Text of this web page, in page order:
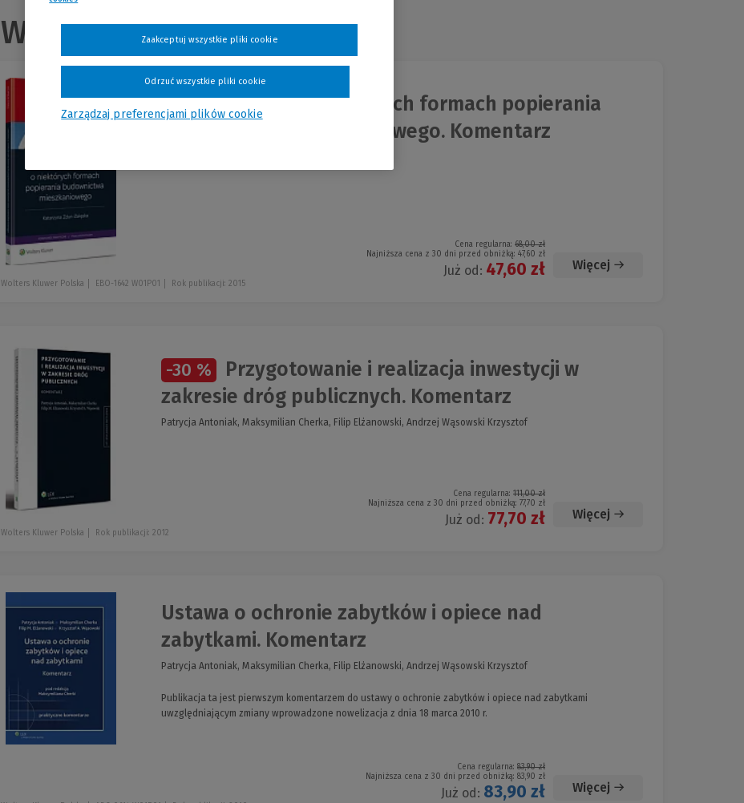
Wszystkie produkty
-30 % Ustawa o niektórych formach popierania
budownictwa mieszkaniowego. Komentarz
Cena regularna: 68,00 zł
Najniższa cena z 30 dni przed obniżką: 47,60 zł
Już od: 47,60 zł Więcej
Wolters Kluwer Polska EBO-1642 W01P01 Rok publikacji: 2015
-30 %
Przygotowanie i realizacja inwestycji w
zakresie dróg publicznych. Komentarz
Patrycja Antoniak, Maksymilian Cherka, Filip Elżanowski, Andrzej Wąsowski Krzysztof
Cena regularna: 111,00 zł
Najniższa cena z 30 dni przed obniżką: 77,70 zł
Już od: 77,70 zł Więcej
Wolters Kluwer Polska Rok publikacji: 2012
Ustawa o ochronie zabytków i opiece nad
zabytkami. Komentarz
Patrycja Antoniak, Maksymilian Cherka, Filip Elżanowski, Andrzej Wąsowski Krzysztof
Publikacja ta jest pierwszym komentarzem do ustawy o ochronie zabytków i opiece nad zabytkami
uwzględniającym zmiany wprowadzone nowelizacja z dnia 18 marca 2010 r.
Cena regularna: 83,90 zł
Najniższa cena z 30 dni przed obniżką: 83,90 zł
Już od: 83,90 zł Więcej
Zarządzaj preferencjami plików cookie
Odrzuć wszystkie pliki cookie
Zaakceptuj wszystkie pliki cookie